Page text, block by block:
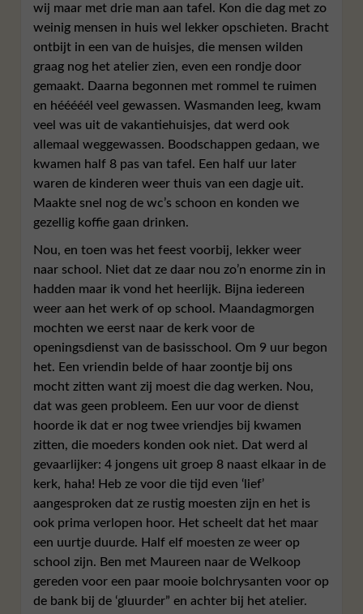
wij maar met drie man aan tafel. Kon die dag met zo
weinig mensen in huis wel lekker opschieten. Bracht
ontbijt in een van de huisjes, die mensen wilden
graag nog het atelier zien, even een rondje door
gemaakt. Daarna begonnen met rommel te ruimen
en hééééél veel gewassen. Wasmanden leeg, kwam
veel was uit de vakantiehuisjes, dat werd ook
allemaal weggewassen. Boodschappen gedaan, we
kwamen half 8 pas van tafel. Een half uur later
waren de kinderen weer thuis van een dagje uit.
Maakte snel nog de wc’s schoon en konden we
gezellig koffie gaan drinken.
Nou, en toen was het feest voorbij, lekker weer
naar school. Niet dat ze daar nou zo’n enorme zin in
hadden maar ik vond het heerlijk. Bijna iedereen
weer aan het werk of op school. Maandagmorgen
mochten we eerst naar de kerk voor de
openingsdienst van de basisschool. Om 9 uur begon
het. Een vriendin belde of haar zoontje bij ons
mocht zitten want zij moest die dag werken. Nou,
dat was geen probleem. Een uur voor de dienst
hoorde ik dat er nog twee vriendjes bij kwamen
zitten, die moeders konden ook niet. Dat werd al
gevaarlijker: 4 jongens uit groep 8 naast elkaar in de
kerk, haha! Heb ze voor die tijd even ‘lief’
aangesproken dat ze rustig moesten zijn en het is
ook prima verlopen hoor. Het scheelt dat het maar
een uurtje duurde. Half elf moesten ze weer op
school zijn. Ben met Maureen naar de Welkoop
gereden voor een paar mooie bolchrysanten voor op
de bank bij de ‘gluurder” en achter bij het atelier.